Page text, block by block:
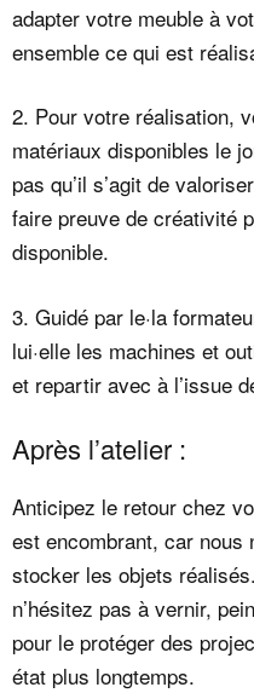
adapter votre meuble à
ensemble ce qui est
2. Pour votre réalisation,
matériaux disponibles le
pas qu’il s’agit de
faire preuve de créativité
disponible.
3. Guidé par le·la
lui·elle les machines et
et repartir avec à l’issue
Après l’atelier :
Anticipez le retour chez
est encombrant, car nous
stocker les objets
n’hésitez pas à vernir,
pour le protéger des
état plus longtemps.